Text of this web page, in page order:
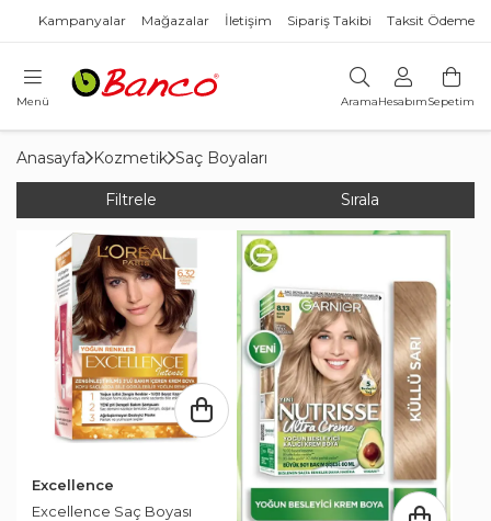
Kampanyalar Mağazalar İletişim Sipariş Takibi Taksit Ödeme
Menü AramaHesabımSepetim
Anasayfa Kozmetik Saç Boyaları
Filtrele Sırala
Excellence
Excellence Saç Boyası